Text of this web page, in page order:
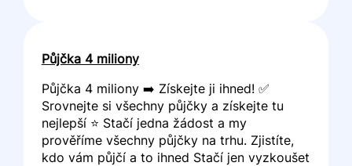
Půjčka 4 miliony
Půjčka 4 miliony ➡️ Získejte ji ihned! ✅
Srovnejte si všechny půjčky a získejte tu
nejlepší ⭐ Stačí jedna žádost a my
prověříme všechny půjčky na trhu. Zjistíte,
kdo vám půjčí a to ihned Stačí jen vyzkoušet